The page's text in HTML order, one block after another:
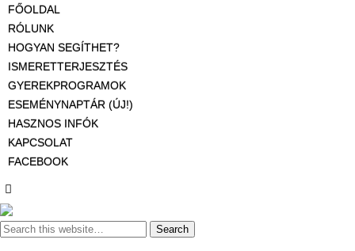
FŐOLDAL
RÓLUNK
HOGYAN SEGÍTHET?
ISMERETTERJESZTÉS
GYEREKPROGRAMOK
ESEMÉNYNAPTÁR (ÚJ!)
HASZNOS INFÓK
KAPCSOLAT
FACEBOOK